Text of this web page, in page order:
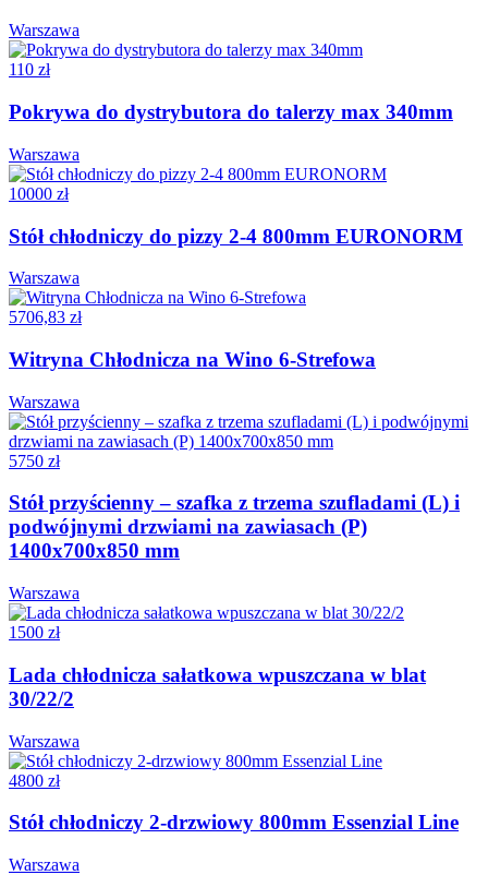
Warszawa
110 zł
Pokrywa do dystrybutora do talerzy max 340mm
Warszawa
10000 zł
Stół chłodniczy do pizzy 2-4 800mm EURONORM
Warszawa
5706,83 zł
Witryna Chłodnicza na Wino 6-Strefowa
Warszawa
5750 zł
Stół przyścienny – szafka z trzema szufladami (L) i
podwójnymi drzwiami na zawiasach (P)
1400x700x850 mm
Warszawa
1500 zł
Lada chłodnicza sałatkowa wpuszczana w blat
30/22/2
Warszawa
4800 zł
Stół chłodniczy 2-drzwiowy 800mm Essenzial Line
Warszawa